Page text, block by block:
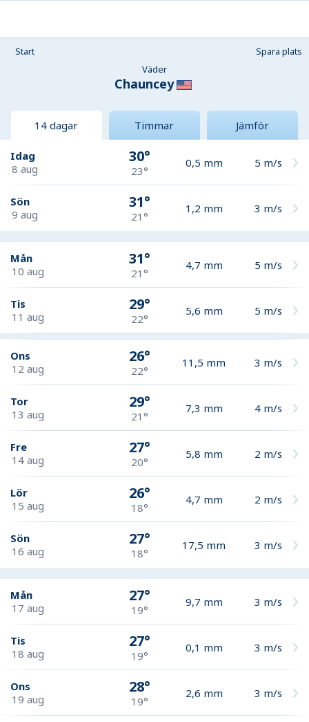
Start
Spara plats
Väder
Chauncey
14 dagar Timmar Jämför
Idag
8 aug
30°
23°
0,5 mm 5 m/s
Sön
9 aug
31°
21°
1,2 mm 3 m/s
Mån
10 aug
31°
21°
4,7 mm 5 m/s
Tis
11 aug
29°
22°
5,6 mm 5 m/s
Ons
12 aug
26°
22°
11,5 mm 3 m/s
Tor
13 aug
29°
21°
7,3 mm 4 m/s
Fre
14 aug
27°
20°
5,8 mm 2 m/s
Lör
15 aug
26°
18°
4,7 mm 2 m/s
Sön
16 aug
27°
18°
17,5 mm 3 m/s
Mån
17 aug
27°
19°
9,7 mm 3 m/s
Tis
18 aug
27°
19°
0,1 mm 3 m/s
Ons
19 aug
28°
19°
2,6 mm 3 m/s